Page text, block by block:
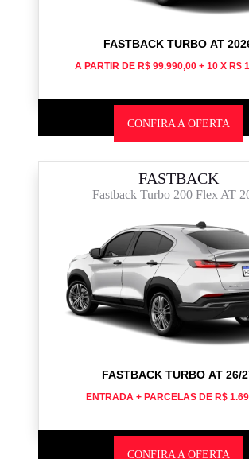
FASTBACK TURBO AT
A PARTIR DE R$ 99.990,00 + 10 X R$
CONFIRA A OFERTA
FASTBACK
Fastback Turbo 200 Flex AT
FASTBACK TURBO AT 26/
ENTRADA + PARCELAS DE R$
CONFIRA A OFERTA